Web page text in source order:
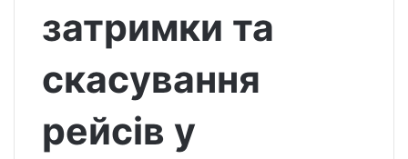
затримки та
скасування
рейсів у